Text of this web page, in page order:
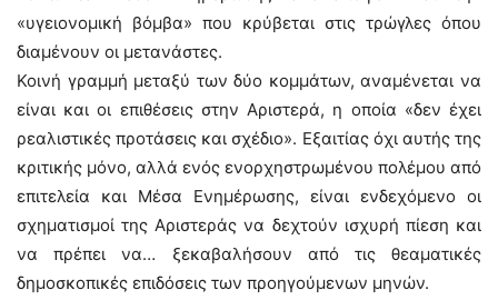
«υγειονομική βόμβα» που κρύβεται στις τρώγλες όπου
διαμένουν οι μετανάστες.
Κοινή γραμμή μεταξύ των δύο κομμάτων, αναμένεται να
είναι και οι επιθέσεις στην Αριστερά, η οποία «δεν έχει
ρεαλιστικές προτάσεις και σχέδιο». Εξαιτίας όχι αυτής της
κριτικής μόνο, αλλά ενός ενορχηστρωμένου πολέμου από
επιτελεία και Μέσα Ενημέρωσης, είναι ενδεχόμενο οι
σχηματισμοί της Αριστεράς να δεχτούν ισχυρή πίεση και
να πρέπει να… ξεκαβαλήσουν από τις θεαματικές
δημοσκοπικές επιδόσεις των προηγούμενων μηνών.